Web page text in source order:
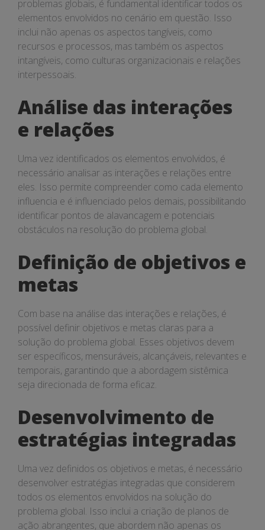
problemas globais, é fundamental identificar todos os
elementos envolvidos no cenário em questão. Isso
inclui não apenas os aspectos tangíveis, como
recursos e processos, mas também os aspectos
intangíveis, como culturas organizacionais e relações
interpessoais.
Análise das interações
e relações
Uma vez identificados os elementos envolvidos, é
necessário analisar as interações e relações entre
eles. Isso permite compreender como cada elemento
influencia e é influenciado pelos demais, possibilitando
identificar pontos de alavancagem e potenciais
obstáculos na resolução do problema global.
Definição de objetivos e
metas
Com base na análise das interações e relações, é
possível definir objetivos e metas claras para a
solução do problema global. Esses objetivos devem
ser específicos, mensuráveis, alcançáveis, relevantes e
temporais, garantindo que a abordagem sistêmica
seja direcionada de forma eficaz.
Desenvolvimento de
estratégias integradas
Uma vez definidos os objetivos e metas, é necessário
desenvolver estratégias integradas que considerem
todos os elementos envolvidos na solução do
problema global. Isso inclui a criação de planos de
ação abrangentes, que abordem não apenas os